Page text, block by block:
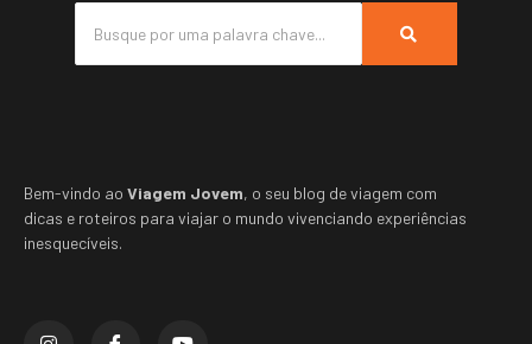
Bem-vindo ao Viagem Jovem, o seu blog de viagem com
dicas e roteiros para viajar o mundo vivenciando experiências
inesquecíveis.